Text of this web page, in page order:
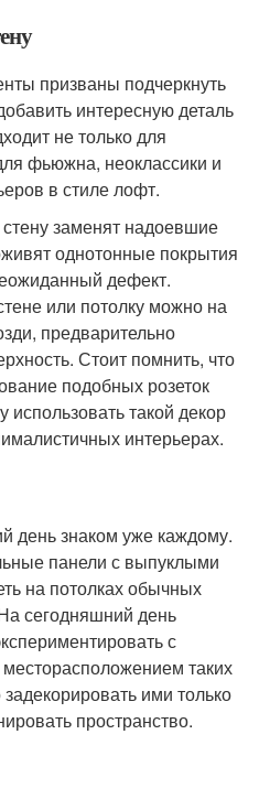
призваны подчеркнуть
интересную деталь
не только для
фьюжна, неоклассики и
в стиле лофт.
заменят надоевшие
однотонные покрытия
дефект.
или потолку можно на
предварительно
Стоит помнить, что
подобных розеток
использовать такой декор
интерьерах.
день знаком уже каждому.
панели с выпуклыми
на потолках обычных
сегодняшний день
с
месторасположением таких
ими только
пространство.